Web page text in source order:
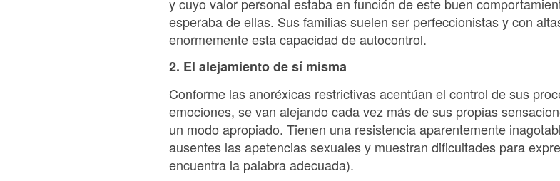
esperaba de ellas. Sus familias suelen ser perfeccionistas y con
enormemente esta capacidad de autocontrol.
2. El alejamiento de sí misma
Conforme las anoréxicas restrictivas acentúan el control de sus
emociones, se van alejando cada vez más de sus propias
un modo apropiado. Tienen una resistencia aparentemente
ausentes las apetencias sexuales y muestran dificultades para
encuentra la palabra adecuada).